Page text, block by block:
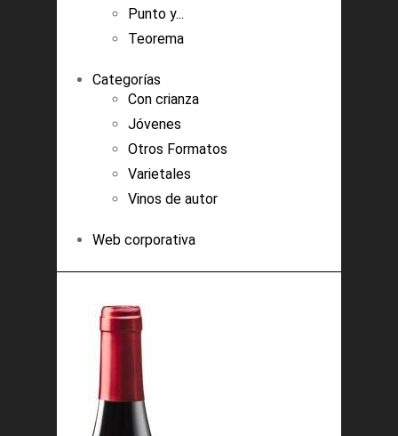
Punto y...
Teorema
Categorías
Con crianza
Jóvenes
Otros Formatos
Varietales
Vinos de autor
Web corporativa